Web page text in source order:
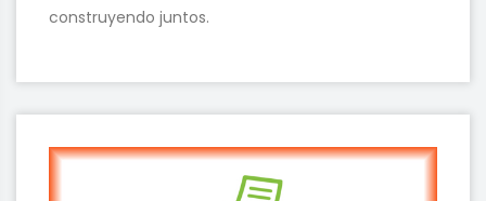
construyendo juntos.